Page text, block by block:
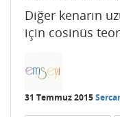
Diğer kenarın
için cosinüs
31 Temmuz 2015